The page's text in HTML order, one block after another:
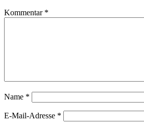
Kommentar *
Name *
E-Mail-Adresse *